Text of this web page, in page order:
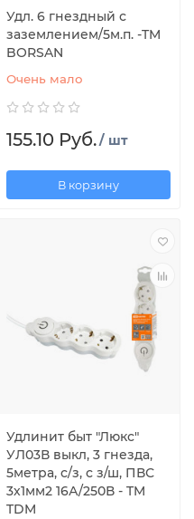
Удл. 6 гнездный с
заземлением/5м.п. -TM
BORSAN
Очень мало
155.10 Руб./ шт
В корзину
Удлинит быт "Люкс"
УЛ03В выкл, 3 гнезда,
5метра, с/з, с з/ш, ПВС
3х1мм2 16А/250В - TM
TDM